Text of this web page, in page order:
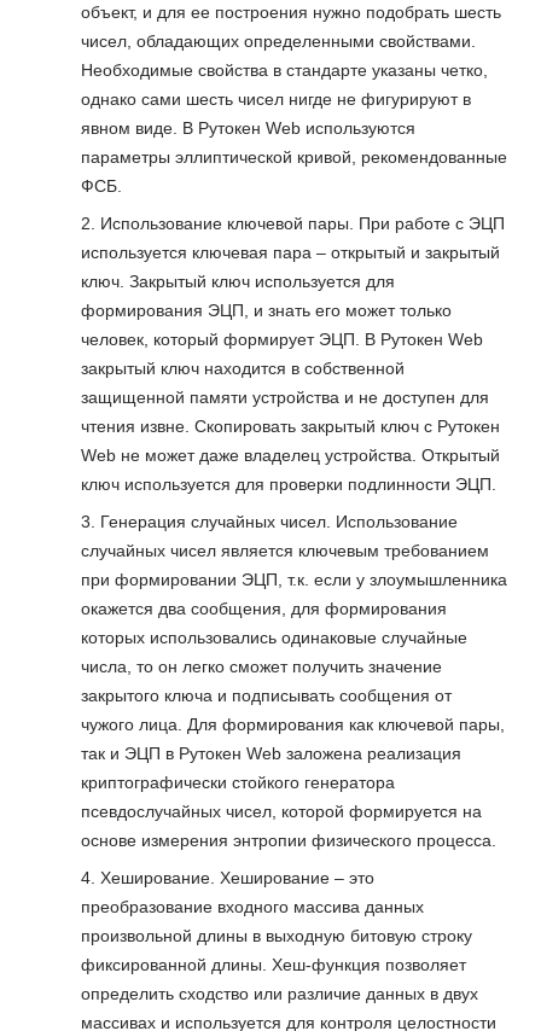
объект, и для ее построения нужно подобрать шесть
чисел, обладающих определенными свойствами.
Необходимые свойства в стандарте указаны четко,
однако сами шесть чисел нигде не фигурируют в
явном виде. В Рутокен Web используются
параметры эллиптической кривой, рекомендованные
ФСБ.
Использование ключевой пары. При работе с ЭЦП
используется ключевая пара – открытый и закрытый
ключ. Закрытый ключ используется для
формирования ЭЦП, и знать его может только
человек, который формирует ЭЦП. В Рутокен Web
закрытый ключ находится в собственной
защищенной памяти устройства и не доступен для
чтения извне. Скопировать закрытый ключ с Рутокен
Web не может даже владелец устройства. Открытый
ключ используется для проверки подлинности ЭЦП.
Генерация случайных чисел. Использование
случайных чисел является ключевым требованием
при формировании ЭЦП, т.к. если у злоумышленника
окажется два сообщения, для формирования
которых использовались одинаковые случайные
числа, то он легко сможет получить значение
закрытого ключа и подписывать сообщения от
чужого лица. Для формирования как ключевой пары,
так и ЭЦП в Рутокен Web заложена реализация
криптографически стойкого генератора
псевдослучайных чисел, которой формируется на
основе измерения энтропии физического процесса.
Хеширование. Хеширование – это
преобразование входного массива данных
произвольной длины в выходную битовую строку
фиксированной длины. Хеш-функция позволяет
определить сходство или различие данных в двух
массивах и используется для контроля целостности